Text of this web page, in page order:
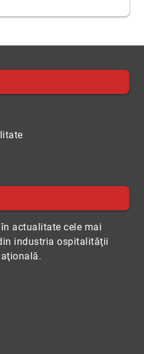
actualitate cele mai
industria ospitalităţii